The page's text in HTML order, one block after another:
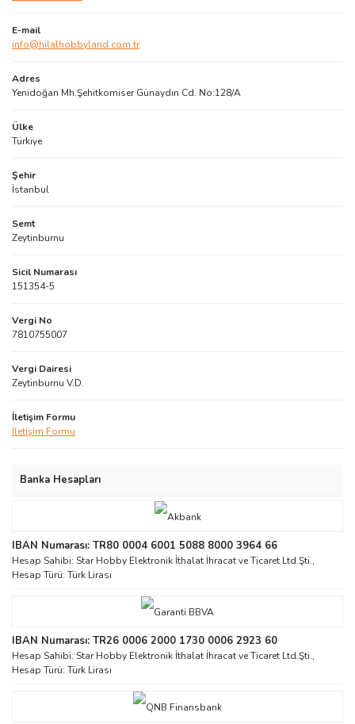
E-mail
info@hilalhobbyland.com.tr
Adres
Yenidoğan Mh.Şehitkomiser Günaydın Cd. No:128/A
Ülke
Türkiye
Şehir
İstanbul
Semt
Zeytinburnu
Sicil Numarası
151354-5
Vergi No
7810755007
Vergi Dairesi
Zeytinburnu V.D.
İletişim Formu
İletişim Formu
Banka Hesapları
IBAN Numarası: TR80 0004 6001 5088 8000 3964 66
Hesap Sahibi: Star Hobby Elektronik İthalat İhracat ve Ticaret Ltd.Şti.,
Hesap Türü: Türk Lirası
IBAN Numarası: TR26 0006 2000 1730 0006 2923 60
Hesap Sahibi: Star Hobby Elektronik İthalat İhracat ve Ticaret Ltd.Şti.,
Hesap Türü: Türk Lirası
AĞAÇ ve ÇALILAR
ELEKTRONİK EKİPMAN ve YEDEK
TEKNİK KİTAP ve KATALOGLAR